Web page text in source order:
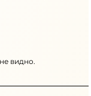
видно.